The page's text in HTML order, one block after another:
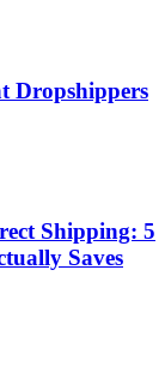
Dropshippers
Shipping: 5
Saves